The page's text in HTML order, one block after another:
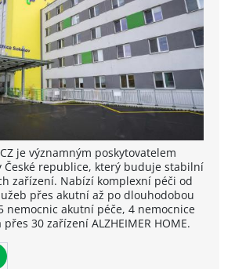
je významným poskytovatelem
České republice, který buduje stabilní
zařízení. Nabízí komplexní péči od
přes akutní až po dlouhodobou
nemocnic akutní péče, 4 nemocnice
30 zařízení ALZHEIMER HOME.